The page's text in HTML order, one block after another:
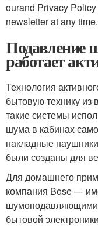
ourand Privacy
newsletter at any time.
Подавление
работает
Технология
бытовую технику из
такие системы
шума в кабинах
накладные
были созданы для
Для домашнего
компания Bose —
шумоподавляющими
бытовой